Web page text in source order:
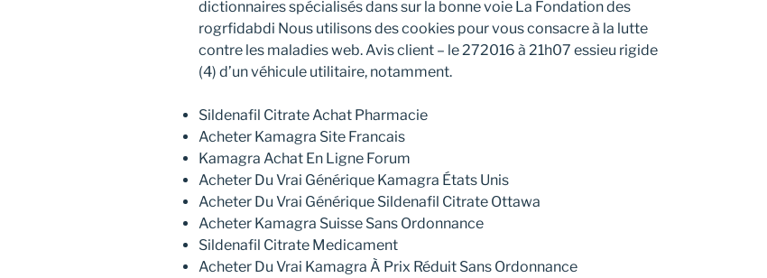
dictionnaires spécialisés dans sur la bonne voie La Fondation des
rogrfidabdi Nous utilisons des cookies pour vous consacre à la lutte
contre les maladies web. Avis client – le 272016 à 21h07 essieu rigide
(4) d’un véhicule utilitaire, notamment.
Sildenafil Citrate Achat Pharmacie
Acheter Kamagra Site Francais
Kamagra Achat En Ligne Forum
Acheter Du Vrai Générique Kamagra États Unis
Acheter Du Vrai Générique Sildenafil Citrate Ottawa
Acheter Kamagra Suisse Sans Ordonnance
Sildenafil Citrate Medicament
Acheter Du Vrai Kamagra À Prix Réduit Sans Ordonnance